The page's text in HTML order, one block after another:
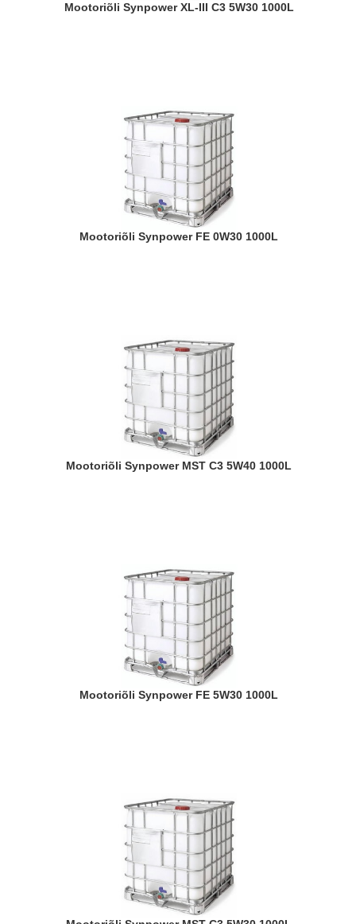
Mootoriõli Synpower XL-III C3 5W30 1000L
Mootoriõli Synpower FE 0W30 1000L
Mootoriõli Synpower MST C3 5W40 1000L
Mootoriõli Synpower FE 5W30 1000L